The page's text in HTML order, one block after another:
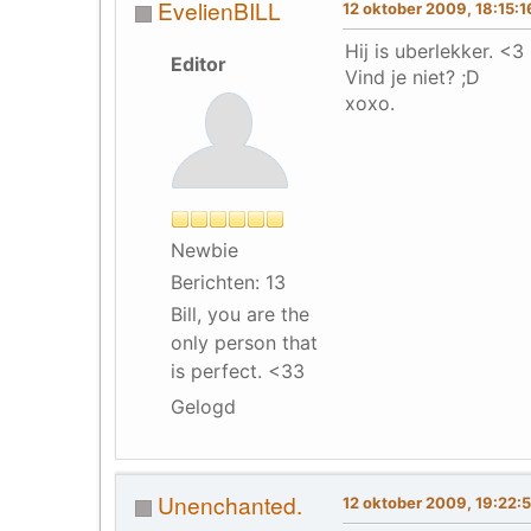
EvelienBILL
Editor
Newbie
Berichten: 13
Bill, you are the
only person that
is perfect. <33
Gelogd
12 oktober 2009,
Hij is uberlekker. <3
Vind je niet? ;D
xoxo.
Unenchanted. 12 oktober 2009,